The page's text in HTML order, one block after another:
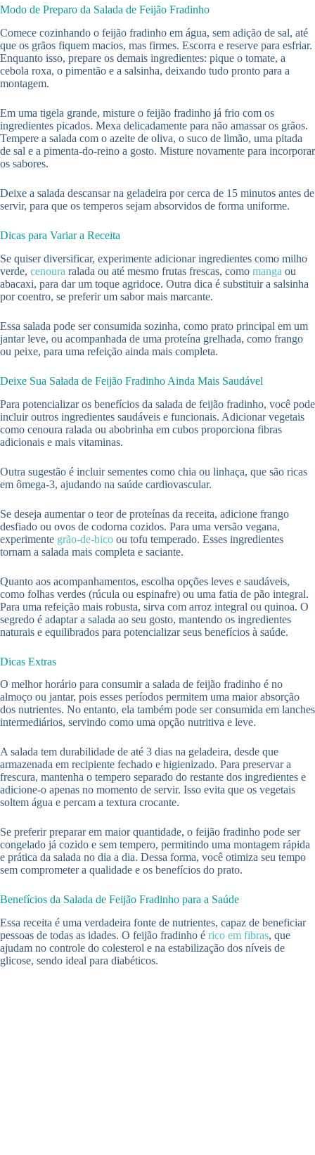
Modo de Preparo da Salada de Feijão Fradinho
Comece cozinhando o feijão fradinho em água, sem adição de sal, até
que os grãos fiquem macios, mas firmes. Escorra e reserve para esfriar.
Enquanto isso, prepare os demais ingredientes: pique o tomate, a
cebola roxa, o pimentão e a salsinha, deixando tudo pronto para a
montagem.
Em uma tigela grande, misture o feijão fradinho já frio com os
ingredientes picados. Mexa delicadamente para não amassar os grãos.
Tempere a salada com o azeite de oliva, o suco de limão, uma pitada
de sal e a pimenta-do-reino a gosto. Misture novamente para incorporar
os sabores.
Deixe a salada descansar na geladeira por cerca de 15 minutos antes de
servir, para que os temperos sejam absorvidos de forma uniforme.
Dicas para Variar a Receita
Se quiser diversificar, experimente adicionar ingredientes como milho
verde, cenoura ralada ou até mesmo frutas frescas, como manga ou
abacaxi, para dar um toque agridoce. Outra dica é substituir a salsinha
por coentro, se preferir um sabor mais marcante.
Essa salada pode ser consumida sozinha, como prato principal em um
jantar leve, ou acompanhada de uma proteína grelhada, como frango
ou peixe, para uma refeição ainda mais completa.
Deixe Sua Salada de Feijão Fradinho Ainda Mais Saudável
Para potencializar os benefícios da salada de feijão fradinho, você pode
incluir outros ingredientes saudáveis e funcionais. Adicionar vegetais
como cenoura ralada ou abobrinha em cubos proporciona fibras
adicionais e mais vitaminas.
Outra sugestão é incluir sementes como chia ou linhaça, que são ricas
em ômega-3, ajudando na saúde cardiovascular.
Se deseja aumentar o teor de proteínas da receita, adicione frango
desfiado ou ovos de codorna cozidos. Para uma versão vegana,
experimente grão-de-bico ou tofu temperado. Esses ingredientes
tornam a salada mais completa e saciante.
Quanto aos acompanhamentos, escolha opções leves e saudáveis,
como folhas verdes (rúcula ou espinafre) ou uma fatia de pão integral.
Para uma refeição mais robusta, sirva com arroz integral ou quinoa. O
segredo é adaptar a salada ao seu gosto, mantendo os ingredientes
naturais e equilibrados para potencializar seus benefícios à saúde.
Dicas Extras
O melhor horário para consumir a salada de feijão fradinho é no
almoço ou jantar, pois esses períodos permitem uma maior absorção
dos nutrientes. No entanto, ela também pode ser consumida em lanches
intermediários, servindo como uma opção nutritiva e leve.
A salada tem durabilidade de até 3 dias na geladeira, desde que
armazenada em recipiente fechado e higienizado. Para preservar a
frescura, mantenha o tempero separado do restante dos ingredientes e
adicione-o apenas no momento de servir. Isso evita que os vegetais
soltem água e percam a textura crocante.
Se preferir preparar em maior quantidade, o feijão fradinho pode ser
congelado já cozido e sem tempero, permitindo uma montagem rápida
e prática da salada no dia a dia. Dessa forma, você otimiza seu tempo
sem comprometer a qualidade e os benefícios do prato.
Benefícios da Salada de Feijão Fradinho para a Saúde
Essa receita é uma verdadeira fonte de nutrientes, capaz de beneficiar
pessoas de todas as idades. O feijão fradinho é rico em fibras, que
ajudam no controle do colesterol e na estabilização dos níveis de
glicose, sendo ideal para diabéticos.